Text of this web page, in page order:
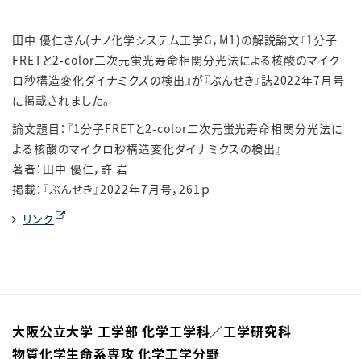
田中 優仁さん(ナノ化学システム工学G，M1)の解説論文『1分子
FRETと2-color二次元蛍光寿命相関分光法による核酸のマイク
ロ秒構造変化ダイナミクスの検出』が『ぶんせき』誌2022年7月号
に掲載されました。
論文題目：『1分子FRETと2-color二次元蛍光寿命相関分光法に
よる核酸のマイクロ秒構造変化ダイナミクスの検出』
著者：田中 優仁，許 岩
掲載：『ぶんせき』2022年7月号，261ｐ
リンク
大阪公立大学 工学部 化学工学科／⼯学研究科
物質化学⽣命系専攻 化学⼯学分野